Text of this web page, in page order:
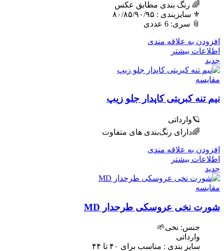
🌈 رنگ بندی مطابق عکس
⚜️ سایزبندی : ٨٠/٨۵/٩٠/٩۵
📎 سری: 6 عددی
افزودن به علاقه مندی
اطلاعات بیشتر
جدید
مقایسه
نیم تنه کبریتی کاپدار جلو زیپ
🪐وارداتی
🌈دارای رنگ‌بندی های متفاوت
افزودن به علاقه مندی
اطلاعات بیشتر
جدید
مقایسه
شورت نخی عروسکی طرحدار MD
جنس: نخی🌱
وارداتی
سایز بندی : مناسب برای ۴٠ تا ۴۴